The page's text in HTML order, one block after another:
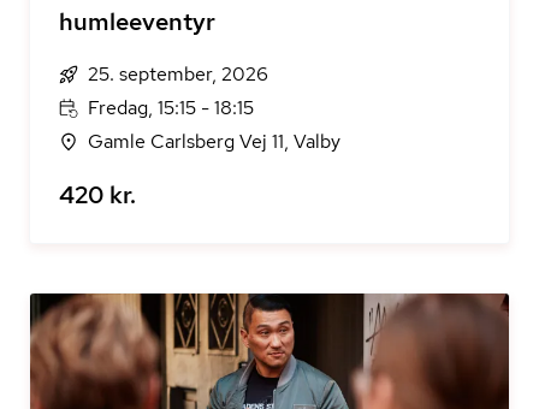
humleeventyr
25. september, 2026
Fredag, 15:15 - 18:15
Gamle Carlsberg Vej 11, Valby
420 kr.